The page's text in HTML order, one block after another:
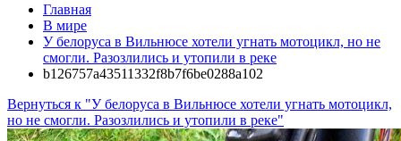
Главная
В мире
У белоруса в Вильнюсе хотели угнать мотоцикл, но не
смогли. Разозлились и утопили в реке
b126757a43511332f8b7f6be0288a102
Вернуться к "У белоруса в Вильнюсе хотели угнать мотоцикл,
но не смогли. Разозлились и утопили в реке"